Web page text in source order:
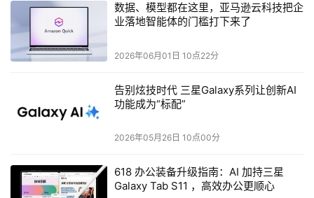
智能实现网络自动化的飞跃。
Encora公司AI & LLM全球副总裁Rodrigo Vargas表示：
证，它不仅可以改变特定的应用场景，甚至可以完全重塑整
个行业价值链。我们与风河公司合作开发了这套用于管理复
时优化网络，这是生成式人工智能所展现的未来。Encora
公司的生成式人工智能实践处于最前沿，为彻底的原因分
数据、模型都在这里，亚马逊云科技把企
业落地智能体的门槛打下来了
2026年06月01日 10点22分
告别炫技时代 三星Galaxy系列让创新AI
功能成为“标配”
2026年05月26日 10点00分
618 办公装备升级指南：AI 加持三星
Galaxy Tab S11 ，高效办公更顺心